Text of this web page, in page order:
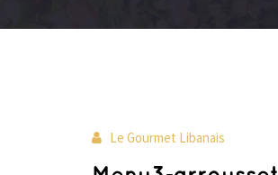
Le Gourmet Libanais